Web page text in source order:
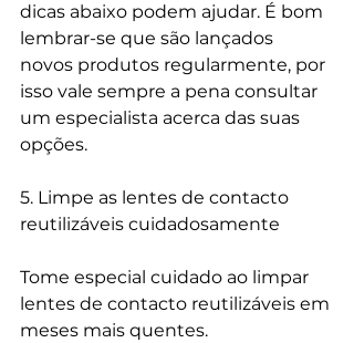
dicas abaixo podem ajudar. É bom
lembrar-se que são lançados
novos produtos regularmente, por
isso vale sempre a pena consultar
um especialista acerca das suas
opções.
5. Limpe as lentes de contacto
reutilizáveis cuidadosamente
Tome especial cuidado ao limpar
lentes de contacto reutilizáveis em
meses mais quentes.